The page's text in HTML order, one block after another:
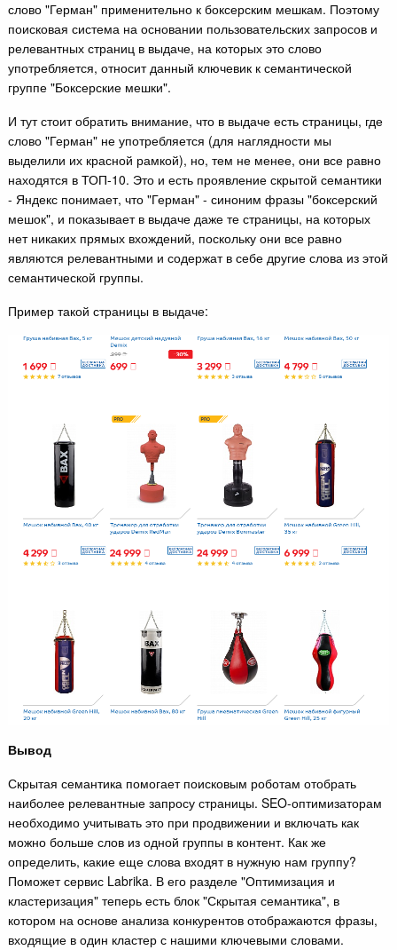
слово "Герман" применительно к боксерским мешкам. Поэтому
поисковая система на основании пользовательских запросов и
релевантных страниц в выдаче, на которых это слово
употребляется, относит данный ключевик к семантической
группе "Боксерские мешки".
И тут стоит обратить внимание, что в выдаче есть страницы, где
слово "Герман" не употребляется (для наглядности мы
выделили их красной рамкой), но, тем не менее, они все равно
находятся в ТОП-10. Это и есть проявление скрытой семантики
- Яндекс понимает, что "Герман" - синоним фразы "боксерский
мешок", и показывает в выдаче даже те страницы, на которых
нет никаких прямых вхождений, поскольку они все равно
являются релевантными и содержат в себе другие слова из этой
семантической группы.
Пример такой страницы в выдаче:
Вывод
Скрытая семантика помогает поисковым роботам отобрать
наиболее релевантные запросу страницы. SEO-оптимизаторам
необходимо учитывать это при продвижении и включать как
можно больше слов из одной группы в контент. Как же
определить, какие еще слова входят в нужную нам группу?
Поможет сервис Labrika. В его разделе "Оптимизация и
кластеризация" теперь есть блок "Скрытая семантика", в
котором на основе анализа конкурентов отображаются фразы,
входящие в один кластер с нашими ключевыми словами.